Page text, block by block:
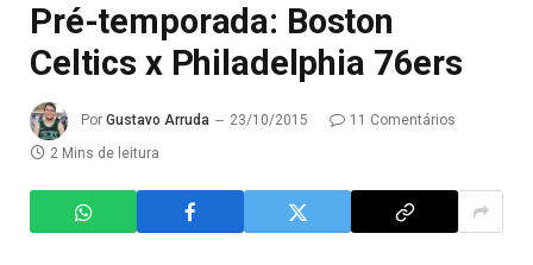
Pré-temporada: Boston
Celtics x Philadelphia 76ers
Por Gustavo Arruda 23/10/2015
11 Comentários
2 Mins de leitura